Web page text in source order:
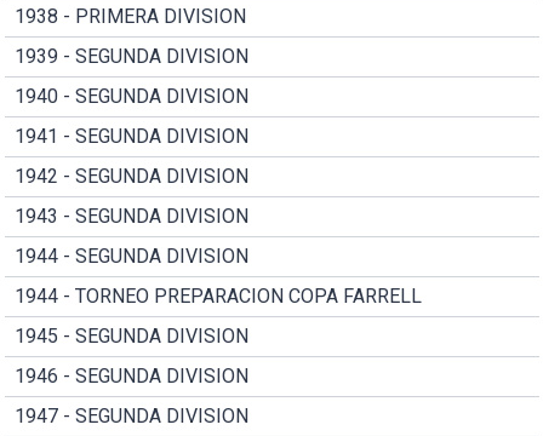
1938 - PRIMERA DIVISION
1939 - SEGUNDA DIVISION
1940 - SEGUNDA DIVISION
1941 - SEGUNDA DIVISION
1942 - SEGUNDA DIVISION
1943 - SEGUNDA DIVISION
1944 - SEGUNDA DIVISION
1944 - TORNEO PREPARACION COPA FARRELL
1945 - SEGUNDA DIVISION
1946 - SEGUNDA DIVISION
1947 - SEGUNDA DIVISION